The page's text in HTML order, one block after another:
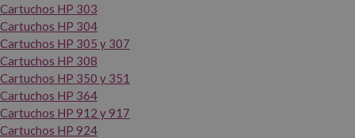
Cartuchos HP 303
Cartuchos HP 304
Cartuchos HP 305 y 307
Cartuchos HP 308
Cartuchos HP 350 y 351
Cartuchos HP 364
Cartuchos HP 912 y 917
Cartuchos HP 924